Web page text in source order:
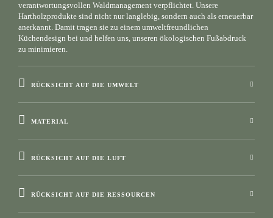
verantwortungsvollen Waldmanagement verpflichtet. Unsere
Hartholzprodukte sind nicht nur langlebig, sondern auch als erneuerbar
anerkannt. Damit tragen sie zu einem umweltfreundlichen
Küchendesign bei und helfen uns, unseren ökologischen Fußabdruck
zu minimieren.
RÜCKSICHT AUF DIE UMWELT
MATERIAL
RÜCKSICHT AUF DIE LUFT
RÜCKSICHT AUF DIE RESSOURCEN